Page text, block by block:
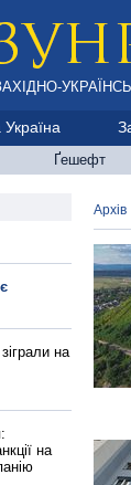
Україна
Ґешефт
на
на
Архів